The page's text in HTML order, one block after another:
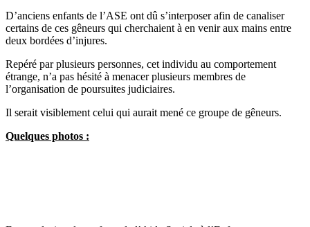
D’anciens enfants de l’ASE ont dû s’interposer afin de canaliser
certains de ces gêneurs qui cherchaient à en venir aux mains entre
deux bordées d’injures.
Repéré par plusieurs personnes, cet individu au comportement
étrange, n’a pas hésité à menacer plusieurs membres de
l’organisation de poursuites judiciaires.
Il serait visiblement celui qui aurait mené ce groupe de gêneurs.
Quelques photos :